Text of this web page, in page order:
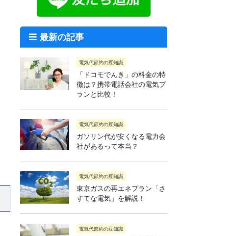
最新の記事
電気代節約の豆知識
「ドコモでんき」の料金の特
徴は？携帯電話会社の電気プ
ランと比較！
電気代節約の豆知識
ガソリン代が安くなる電力会
社があるって本当？
電気代節約の豆知識
東京ガスの再エネプラン「さ
すてな電気」を解説！
電気代節約の豆知識